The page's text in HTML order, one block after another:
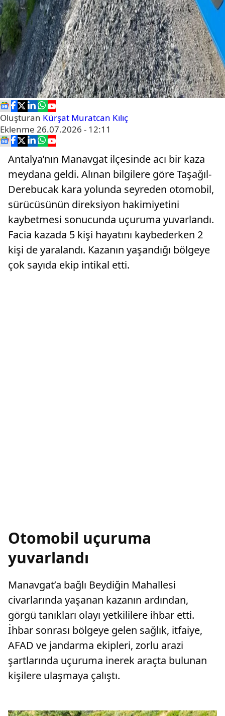
Oluşturan Kürşat Muratcan Kılıç
Eklenme 26.07.2026 - 12:11
Antalya’nın Manavgat ilçesinde acı bir kaza
meydana geldi. Alınan bilgilere göre Taşağıl-
Derebucak kara yolunda seyreden otomobil,
sürücüsünün direksiyon hakimiyetini
kaybetmesi sonucunda uçuruma yuvarlandı.
Facia kazada 5 kişi hayatını kaybederken 2
kişi de yaralandı. Kazanın yaşandığı bölgeye
çok sayıda ekip intikal etti.
Otomobil uçuruma
yuvarlandı
Manavgat’a bağlı Beydiğin Mahallesi
civarlarında yaşanan kazanın ardından,
görgü tanıkları olayı yetkililere ihbar etti.
İhbar sonrası bölgeye gelen sağlık, itfaiye,
AFAD ve jandarma ekipleri, zorlu arazi
şartlarında uçuruma inerek araçta bulunan
kişilere ulaşmaya çalıştı.